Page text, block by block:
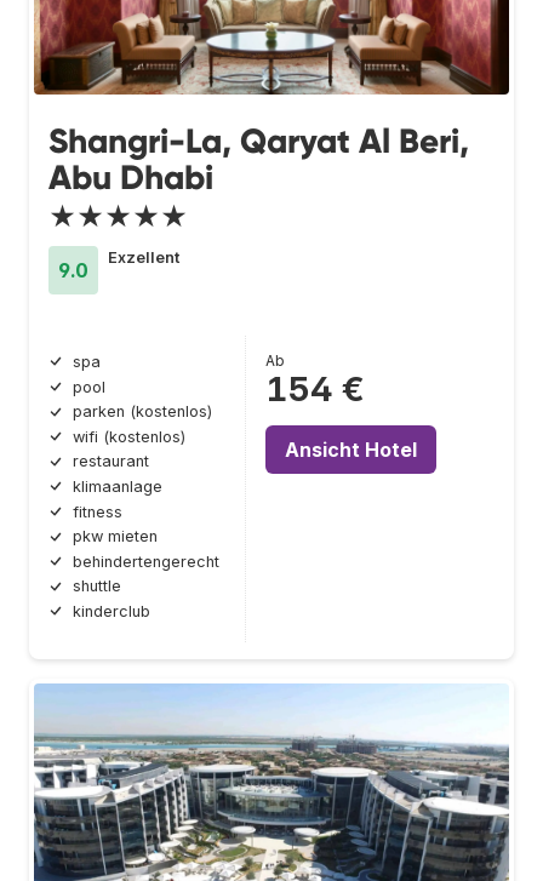
Shangri-La, Qaryat Al Beri,
Abu Dhabi
★★★★★
9.0
Exzellent
spa
pool
parken (kostenlos)
wifi (kostenlos)
restaurant
klimaanlage
fitness
pkw mieten
behindertengerecht
shuttle
kinderclub
Ab
154 €
Ansicht Hotel